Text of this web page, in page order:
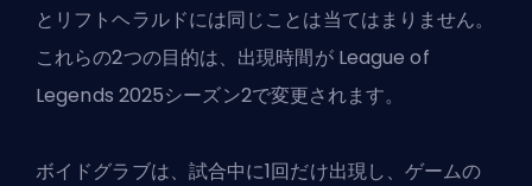
とリフトヘラルドには同じことは当てはまりません。
これらの2つの目的は、 出現時間が League of
Legends 2025シーズン2で変更されます。
ボイドグラブは、試合中に1回だけ出現し、ゲームの